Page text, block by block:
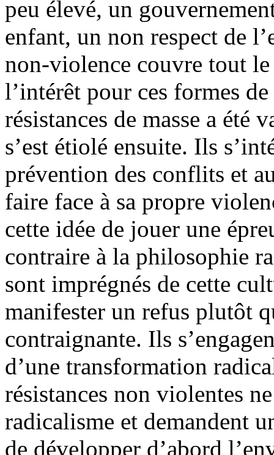
peu élevé, un
enfant, un non respect de
non-violence couvre tout
l’intérêt pour ces formes
résistances de masse a été
s’est étiolé ensuite. Ils
prévention des conflits et
faire face à sa propre
cette idée de jouer une
contraire à la philosophie
sont imprégnés de cette
manifester un refus plutôt
contraignante. Ils
d’une transformation
résistances non violentes
radicalisme et demandent
de développer d’abord